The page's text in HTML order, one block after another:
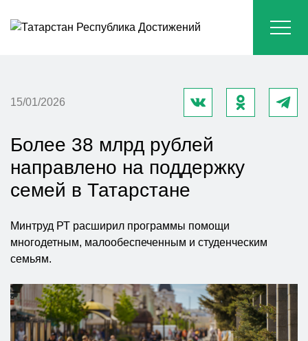
15/01/2026
Более 38 млрд рублей
направлено на поддержку
семей в Татарстане
Минтруд РТ расширил программы помощи
многодетным, малообеспеченным и студенческим
семьям.